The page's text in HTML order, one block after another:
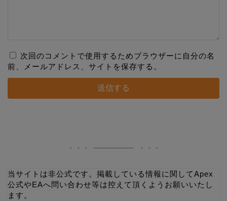
次回のコメントで使用するためブラウザーに自分の名
前、メールアドレス、サイトを保存する。
当サイトは非公式です。掲載している情報に関してApex
公式やEAへ問い合わせ等は控えて頂くようお願いいたし
ます。